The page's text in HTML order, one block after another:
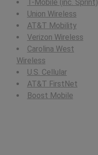
T-Mobile (inc. Sprint)
Union Wireless
AT&T Mobility
Verizon Wireless
Carolina West
Wireless
U.S. Cellular
AT&T FirstNet
Boost Mobile